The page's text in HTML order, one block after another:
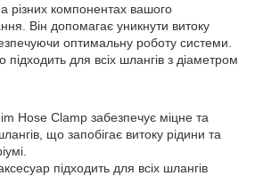
різних компонентах вашого
Він допомагає уникнути витоку
оптимальну роботу системи.
підходить для всіх шлангів з діаметром
Hose Clamp забезпечує міцне та
що запобігає витоку рідини та
підходить для всіх шлангів